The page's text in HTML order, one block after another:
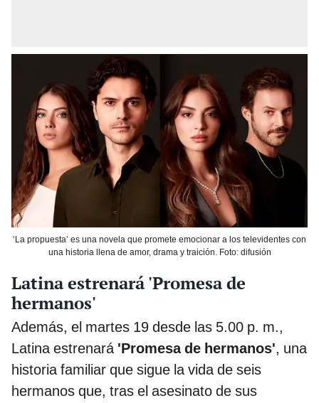
‘La propuesta’ es una novela que promete emocionar a los televidentes con
una historia llena de amor, drama y traición. Foto: difusión
Latina estrenará 'Promesa de
hermanos'
Además, el martes 19 desde las 5.00 p. m.,
Latina estrenará 'Promesa de hermanos', una
historia familiar que sigue la vida de seis
hermanos que, tras el asesinato de sus